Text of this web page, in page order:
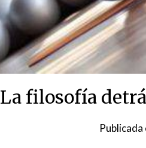
La filosofía
Publicada